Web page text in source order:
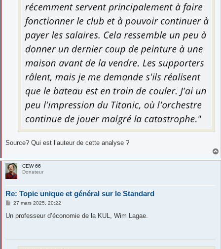
Source? Qui est l’auteur de cette analyse ?
CEW 66
Donateur
Re: Topic unique et général sur le Standard
M
s
27 mars 2025, 20:22
Un professeur d’économie de la KUL, Wim Lagae.